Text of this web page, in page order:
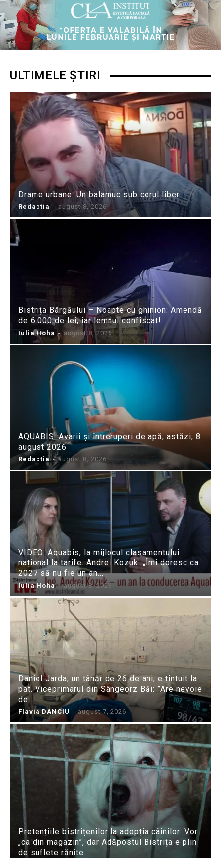
ULTIMELE ȘTIRI
Drame urbane: Un balamuc sub cerul liber
Redactia - august 8, 2026
Bistrița Bârgăului – Noapte cu ghinion: Amendă
de 6.000 de lei, iar lemnul confiscat!
Iulia Hoha - august 8, 2026
AQUABIS: Avarii și întreruperi de apă, astăzi, 8
august 2026
Redactia - august 8, 2026
VIDEO: Aquabis, la mijlocul clasamentului
național la tarife. Andrei Kozuk: „Îmi doresc ca
2027 să nu fie un an...
Iulia Hoha - august 8, 2026
Daniel Jarda, un tânăr de 26 de ani, e țintuit la
pat. Viceprimarul din Sângeorz Băi: ”Are nevoie
de...
Flavia DANCIU - august 7, 2026
Pretențiile bistrițenilor la adopția câinilor: Vor
„ca din magazin”, dar Adăpostul Bistrița e plin
de suflete rănite